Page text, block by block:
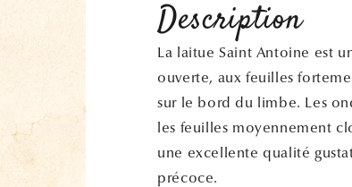
Description
La laitue Saint Antoine est
ouverte, aux feuilles
sur le bord du limbe. Les
les feuilles moyennement
une excellente qualité
précoce.